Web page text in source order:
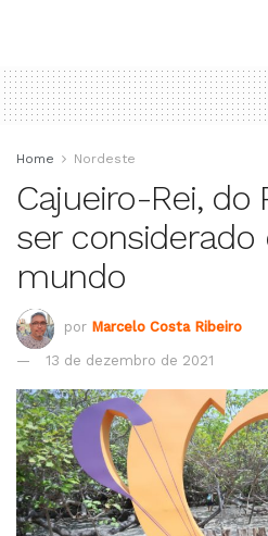
Home Nordeste
Cajueiro-Rei, do
ser
mundo
por Marcelo Costa Ribeiro
13 de dezembro de 2021